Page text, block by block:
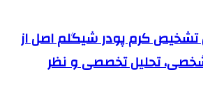
تشخیص کرم پودر شیگلم اصل از
تحلیل تخصصی و نظر